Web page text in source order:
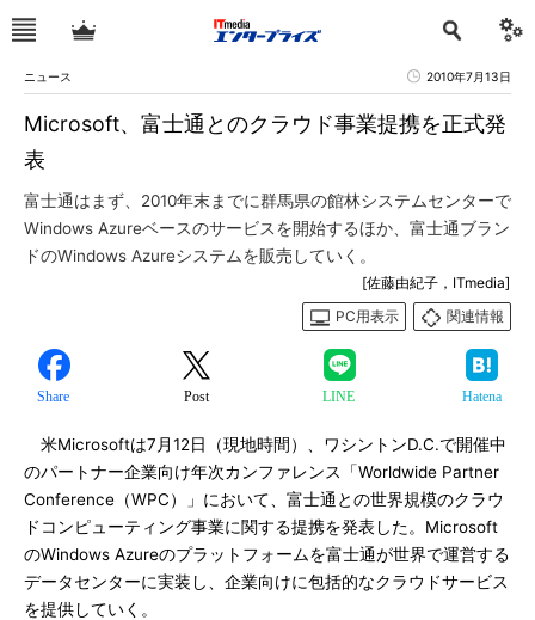
ニュース 2010年7月13日
Microsoft、富士通とのクラウド事業提携を正式発
表
富士通はまず、2010年末までに群馬県の館林システムセンターで
Windows Azureベースのサービスを開始するほか、富士通ブラン
ドのWindows Azureシステムを販売していく。
[佐藤由紀子，ITmedia]
PC用表示
関連情報
Share Post LINE Hatena
米Microsoftは7月12日（現地時間）、ワシントンD.C.で開催中
のパートナー企業向け年次カンファレンス「Worldwide Partner
Conference（WPC）」において、富士通との世界規模のクラウ
ドコンピューティング事業に関する提携を発表した。Microsoft
のWindows Azureのプラットフォームを富士通が世界で運営する
データセンターに実装し、企業向けに包括的なクラウドサービス
を提供していく。